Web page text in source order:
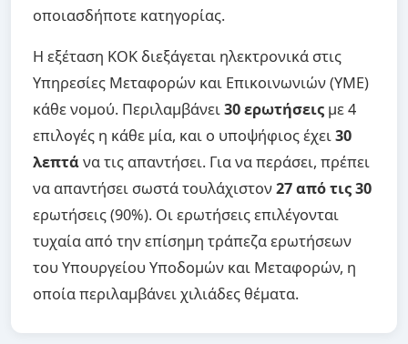
οποιασδήποτε κατηγορίας.
Η εξέταση ΚΟΚ διεξάγεται ηλεκτρονικά στις
Υπηρεσίες Μεταφορών και Επικοινωνιών (ΥΜΕ)
κάθε νομού. Περιλαμβάνει30 ερωτήσεις με 4
επιλογές η κάθε μία, και ο υποψήφιος έχει30
λεπτάνα τις απαντήσει. Για να περάσει, πρέπει
να απαντήσει σωστά τουλάχιστον27 από τις 30
ερωτήσεις (90%). Οι ερωτήσεις επιλέγονται
τυχαία από την επίσημη τράπεζα ερωτήσεων
του Υπουργείου Υποδομών και Μεταφορών, η
οποία περιλαμβάνει χιλιάδες θέματα.